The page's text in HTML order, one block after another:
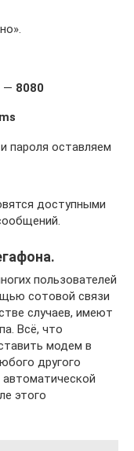
— 8080
пароля оставляем
доступными
пользователей
сотовой связи
случаев, имеют
Всё, что
модем в
другого
этого